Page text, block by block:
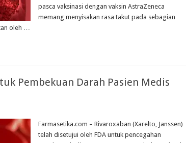
pasca vaksinasi dengan vaksin AstraZeneca
memang menyisakan rasa takut pada sebagian
oleh …
Pembekuan Darah Pasien Medis
Farmasetika.com – Rivaroxaban (Xarelto, Janssen)
telah disetujui oleh FDA untuk pencegahan